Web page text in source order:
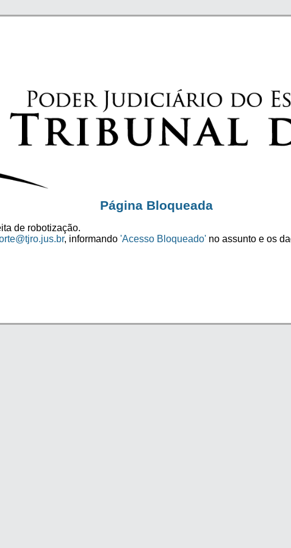
Página Bloqueada
de robotização.
, informando 'Acesso Bloqueado' no assunto e os